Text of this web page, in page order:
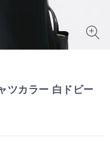
ツカラー 白ドビー